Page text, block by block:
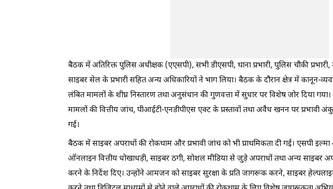
बैठक में अतिरिक्त पुलिस अधीक्षक (एएसपी), सभी डीएसपी, थाना प्रभारी, पुलिस चौकी प्रभारी,
साइबर सेल के प्रभारी सहित अन्य अधिकारियों ने भाग लिया। बैठक के दौरान क्षेत्र में कानून-
लंबित मामलों के शीघ्र निस्तारण तथा अनुसंधान की गुणवत्ता में सुधार पर विशेष जोर दिया
मामलों की वित्तीय जांच, पीआईटी-एनडीपीएस एक्ट के प्रस्तावों तथा अवैध खनन पर प्रभावी
गई।
बैठक में साइबर अपराधों की रोकथाम और प्रभावी जांच को भी प्राथमिकता दी गई। एसपी
ऑनलाइन वित्तीय धोखाधड़ी, साइबर ठगी, सोशल मीडिया से जुड़े अपराधों तथा अन्य साइबर
करने के निर्देश दिए। उन्होंने आमजन को साइबर सुरक्षा के प्रति जागरूक करने, साइबर